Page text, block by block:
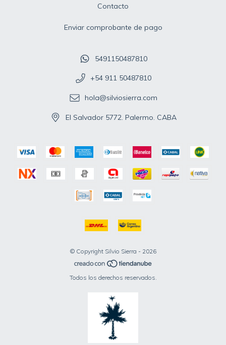
Contacto
Enviar comprobante de pago
5491150487810
+54 911 50487810
hola@silviosierra.com
El Salvador 5772. Palermo. CABA
© Copyright Silvio Sierra - 2026
Todos los derechos reservados.